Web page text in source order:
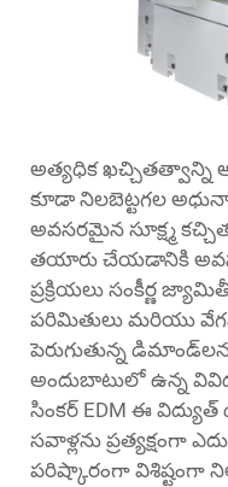
అత్యధిక ఖచ్చితత్వాన్ని
కూడా నిలబెట్టగల
అవసరమైన సూక్ష్మ
తయారు చేయడానికి
ప్రక్రియలు సంకీర్ణ
పరిమితులు మరియు
పెరుగుతున్న
అందుబాటులో ఉన్న
సింకర్ EDM ఈ విద్యుత్
సవాళ్లను ప్రత్యక్షంగా
పరిష్కారంగా విశిష్టంగా